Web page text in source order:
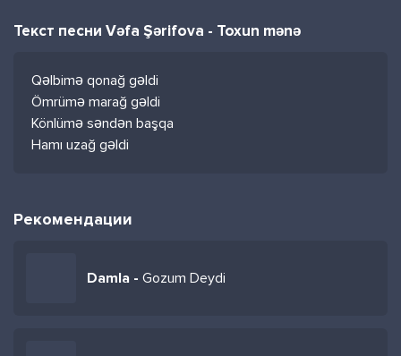
Текст песни Vəfa Şərifova - Toxun mənə
Qəlbimə qonağ gəldi
Ömrümə marağ gəldi
Könlümə səndən başqa
Hamı uzağ gəldi
Рекомендации
Damla - Gozum Deydi